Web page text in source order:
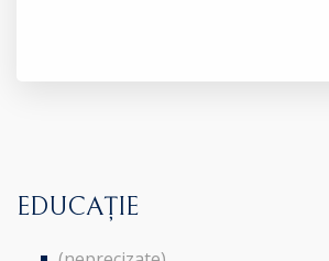
EDUCAȚIE